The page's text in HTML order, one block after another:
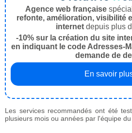
Agence web française
refonte, amélioration, visibilité
internet depuis plus
-10% sur la création du site
en indiquant le code Adresses-
demande de
En savoir
Les services recommandés ont été
plusieurs mois ou années par l'équipe